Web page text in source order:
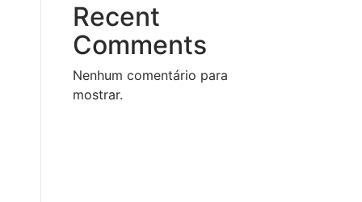
Recent
Comments
Nenhum comentário para
mostrar.